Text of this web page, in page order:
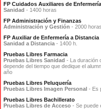
FP Cuidados Auxiliares de Enfermería
Sanidad - 1400 horas
FP Administración y Finanzas
Administración y Gestión - 2000 horas
FP Auxiliar de Enfermería a Distancia
Sanidad a Distancia - 1400 h.
Pruebas Libres Farmacia
Pruebas Libres Sanidad - La duración
depende del tiempo que dedique el
año
Pruebas Libres Peluquería
Pruebas Libres Imagen Personal - Es
Pruebas Libres Bachillerato
Pruebas Libres de Acceso - Se puede